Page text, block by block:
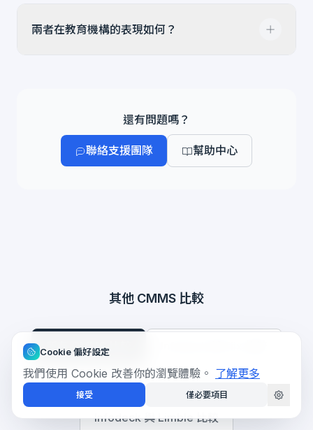
訓及持續的多語言支援服務。Planon 有全球辦公
兩者在教育機構的表現如何？
IoT 工作流程。Planon 的 IWMS 功能，例如不動
產組合和空間規劃，屬於不同評估範圍。
還有問題嗎？
聯絡支援團隊 幫助中心
其他 CMMS 比較
所有 CMMS 比較
Infodeck 與 UpKeep 比較
Infodeck 與 Limble 比較
Cookie 偏好設定
我們使用 Cookie 改善你的瀏覽體驗。 了解更多
接受 僅必要項目